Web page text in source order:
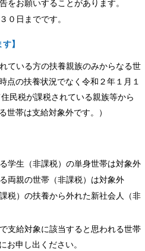
をお願いすることがあります。
０日までです。
】
ている方の扶養親族のみからなる世
点の扶養状況でなく令和２年１月１
民税が課税されている親族等から
世帯は支給対象外です。）
学生（非課税）の単身世帯は対象外
両親の世帯（非課税）は対象外
税）の扶養から外れた新社会人（非
支給対象に該当すると思われる世帯
お申し出ください。